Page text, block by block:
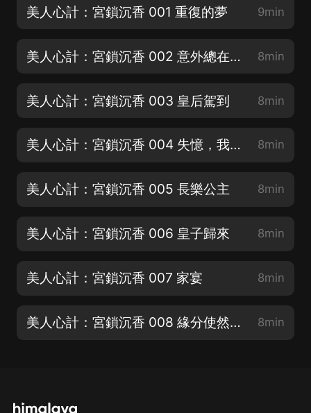
美人心計：宮鎖沉香 001 重復的夢 9min
美人心計：宮鎖沉香 002 意外總在意料之外 8min
美人心計：宮鎖沉香 003 皇后駕到 8min
美人心計：宮鎖沉香 004 失憶，我是誰 8min
美人心計：宮鎖沉香 005 長樂公主 8min
美人心計：宮鎖沉香 006 皇子歸來 8min
美人心計：宮鎖沉香 007 家宴 8min
美人心計：宮鎖沉香 008 緣分使然 命中注定上 8min